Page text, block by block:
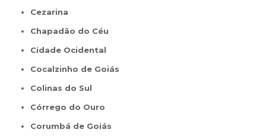
Cezarina
Chapadão do Céu
Cidade Ocidental
Cocalzinho de Goiás
Colinas do Sul
Córrego do Ouro
Corumbá de Goiás